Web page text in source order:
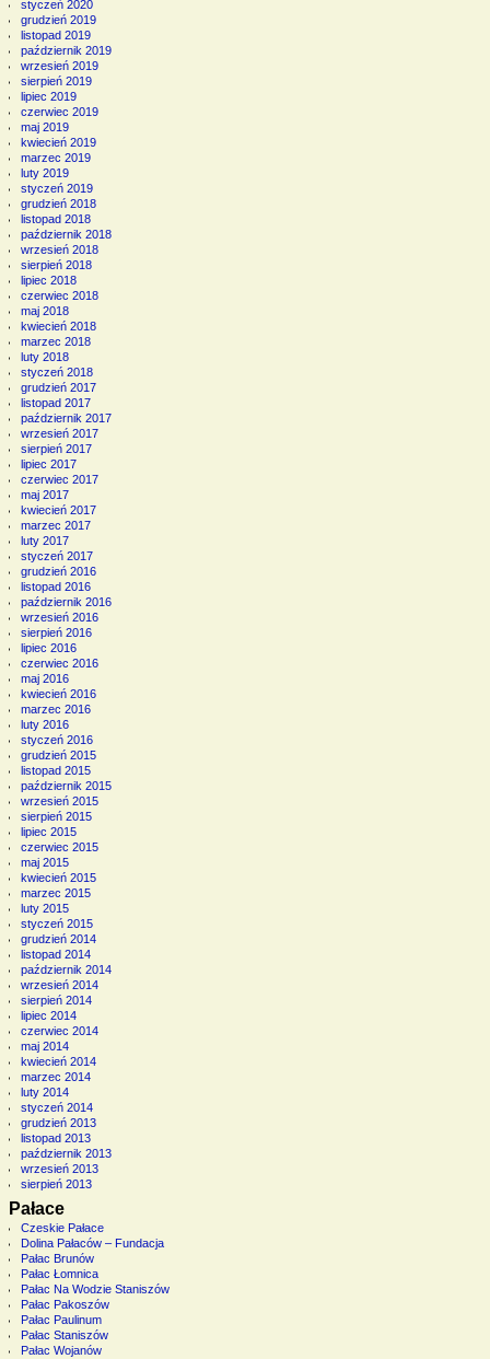
styczeń 2020
grudzień 2019
listopad 2019
październik 2019
wrzesień 2019
sierpień 2019
lipiec 2019
czerwiec 2019
maj 2019
kwiecień 2019
marzec 2019
luty 2019
styczeń 2019
grudzień 2018
listopad 2018
październik 2018
wrzesień 2018
sierpień 2018
lipiec 2018
czerwiec 2018
maj 2018
kwiecień 2018
marzec 2018
luty 2018
styczeń 2018
grudzień 2017
listopad 2017
październik 2017
wrzesień 2017
sierpień 2017
lipiec 2017
czerwiec 2017
maj 2017
kwiecień 2017
marzec 2017
luty 2017
styczeń 2017
grudzień 2016
listopad 2016
październik 2016
wrzesień 2016
sierpień 2016
lipiec 2016
czerwiec 2016
maj 2016
kwiecień 2016
marzec 2016
luty 2016
styczeń 2016
grudzień 2015
listopad 2015
październik 2015
wrzesień 2015
sierpień 2015
lipiec 2015
czerwiec 2015
maj 2015
kwiecień 2015
marzec 2015
luty 2015
styczeń 2015
grudzień 2014
listopad 2014
październik 2014
wrzesień 2014
sierpień 2014
lipiec 2014
czerwiec 2014
maj 2014
kwiecień 2014
marzec 2014
luty 2014
styczeń 2014
grudzień 2013
listopad 2013
październik 2013
wrzesień 2013
sierpień 2013
Pałace
Czeskie Pałace
Dolina Pałaców – Fundacja
Pałac Brunów
Pałac Łomnica
Pałac Na Wodzie Staniszów
Pałac Pakoszów
Pałac Paulinum
Pałac Staniszów
Pałac Wojanów